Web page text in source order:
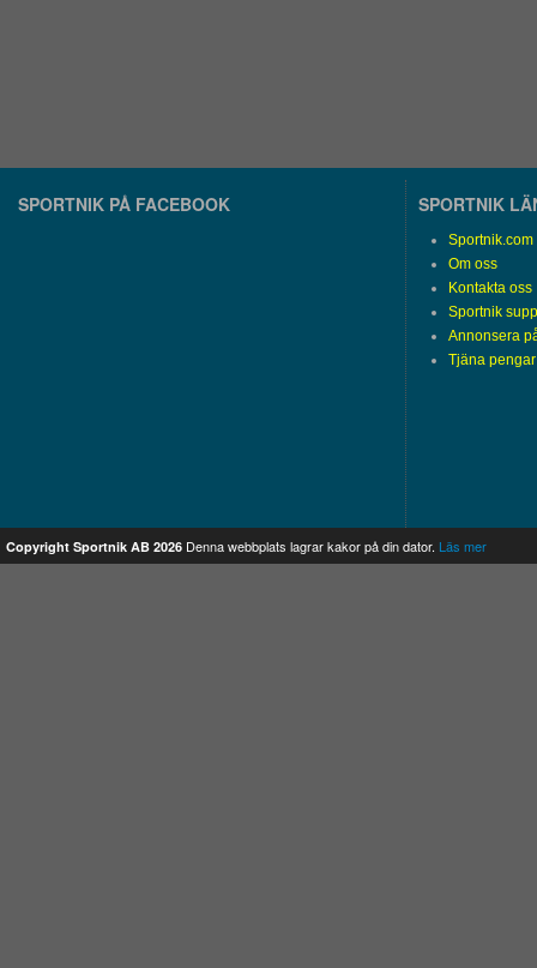
SPORTNIK PÅ FACEBOOK SPORTNIK
Sportnik.com
Om oss
Kontakta oss
Sportnik
Annonsera
Tjäna pengar
Copyright Sportnik AB 2026 Denna webbplats lagrar kakor på din dator. Läs mer